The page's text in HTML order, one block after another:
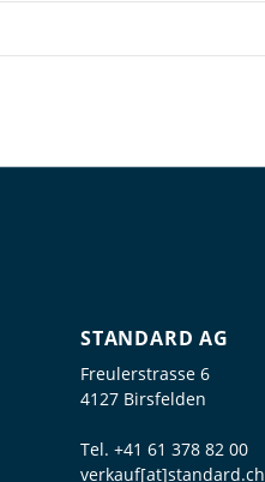
STANDARD AG
Freulerstrasse 6
4127 Birsfelden
Tel. +41 61 378 82 00
verkauf[at]standard.ch